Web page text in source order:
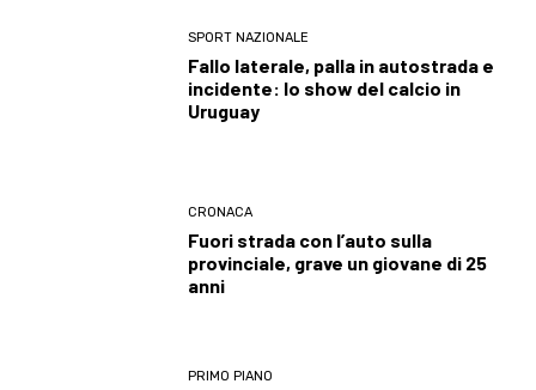
SPORT NAZIONALE
Fallo laterale, palla in autostrada e
incidente: lo show del calcio in
Uruguay
CRONACA
Fuori strada con l’auto sulla
provinciale, grave un giovane di 25
anni
PRIMO PIANO